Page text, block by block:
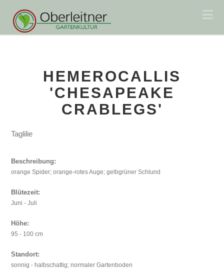
HEMEROCALLIS
'CHESAPEAKE
CRABLEGS'
Taglilie
Beschreibung:
orange Spider; orange-rotes Auge; gelbgrüner Schlund
Blütezeit:
Juni - Juli
Höhe:
95 - 100 cm
Standort:
sonnig - halbschattig; normaler Gartenboden